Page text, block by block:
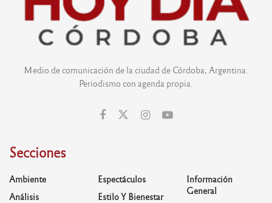
Medio de comunicación de la ciudad de Córdoba, Argentina.
Periodismo con agenda propia.
Secciones
Ambiente
Análisis
Espectáculos
Estilo Y Bienestar
Información
General